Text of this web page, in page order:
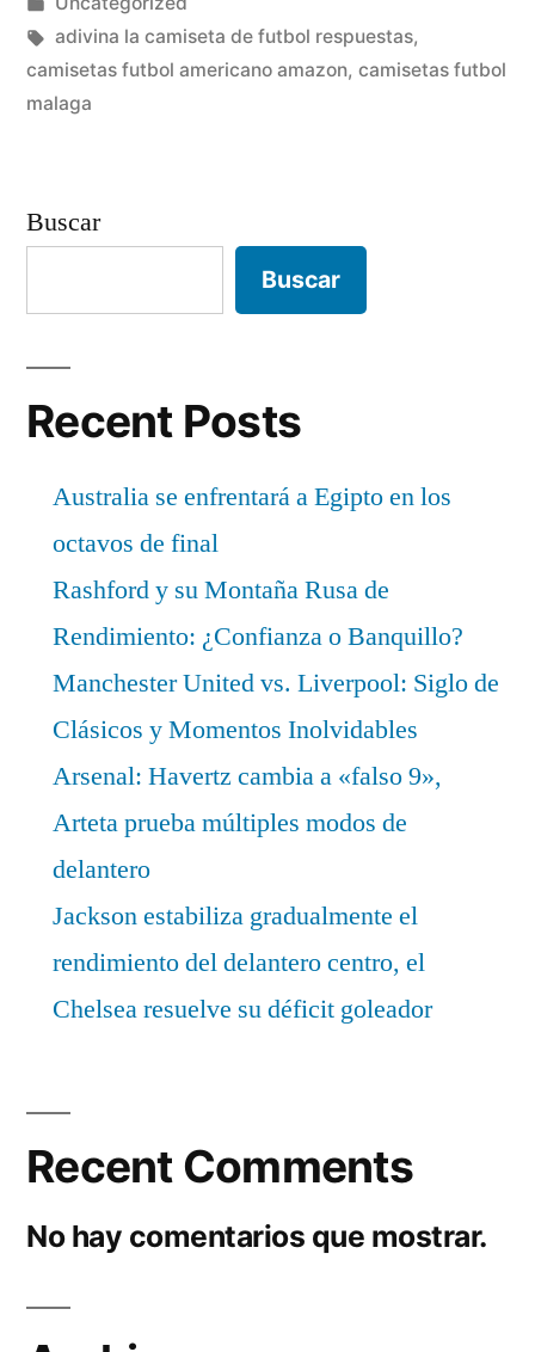
en
Etiquetas:
adivina la camiseta de futbol respuestas,
camisetas futbol americano amazon, camisetas futbol
malaga
Buscar
Buscar
Recent Posts
Australia se enfrentará a Egipto en los
octavos de final
Rashford y su Montaña Rusa de
Rendimiento: ¿Confianza o Banquillo?
Manchester United vs. Liverpool: Siglo de
Clásicos y Momentos Inolvidables
Arsenal: Havertz cambia a «falso 9»,
Arteta prueba múltiples modos de
delantero
Jackson estabiliza gradualmente el
rendimiento del delantero centro, el
Chelsea resuelve su déficit goleador
Recent Comments
No hay comentarios que mostrar.